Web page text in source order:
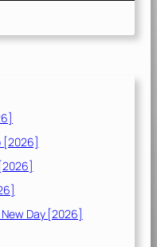
[2026]
Day [2026]